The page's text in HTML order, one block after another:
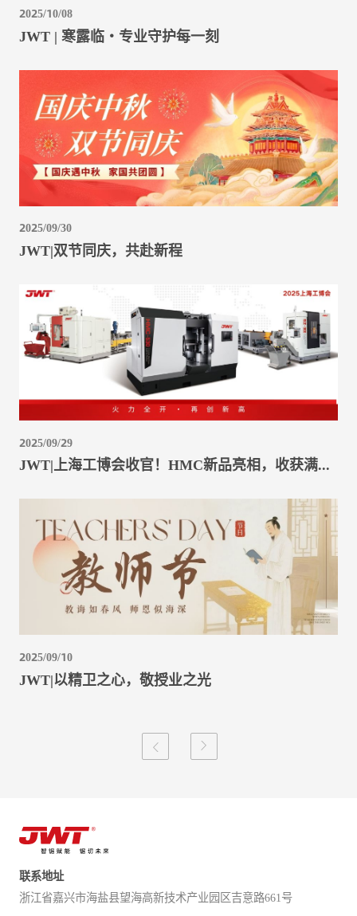
2025/10/08
JWT | 寒露临・专业守护每一刻
2025/09/30
JWT|双节同庆，共赴新程
2025/09/29
JWT|上海工博会收官！HMC新品亮相，收获满满启新程
2025/09/10
JWT|以精卫之心，敬授业之光
联系地址
浙江省嘉兴市海盐县望海高新技术产业园区吉意路661号